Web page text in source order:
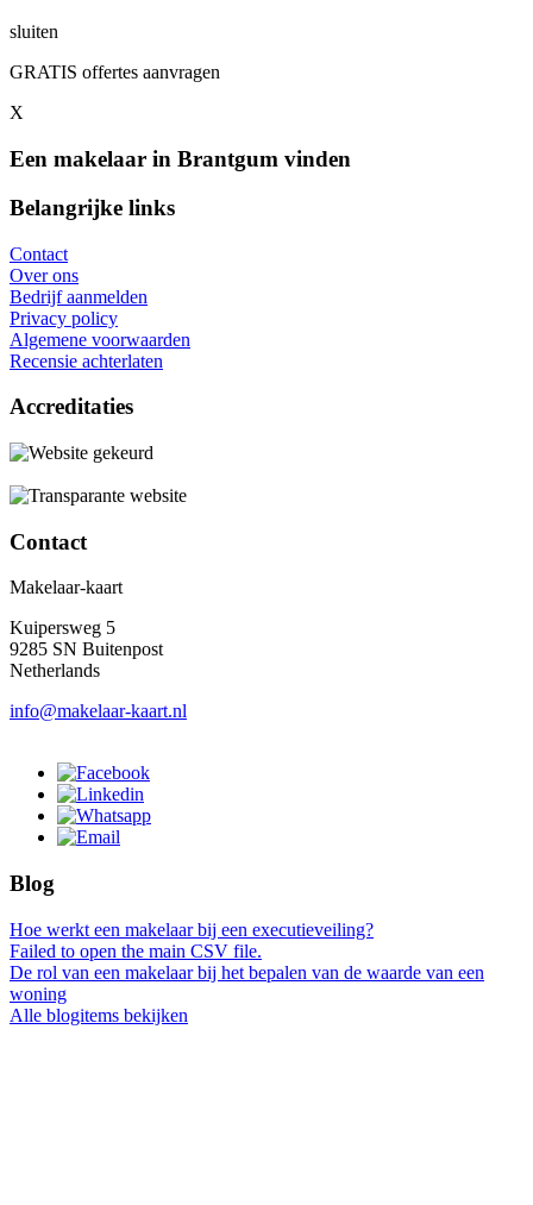
sluiten
GRATIS offertes aanvragen
X
Een makelaar in Brantgum vinden
Belangrijke links
Contact
Over ons
Bedrijf aanmelden
Privacy policy
Algemene voorwaarden
Recensie achterlaten
Accreditaties
Contact
Makelaar-kaart
Kuipersweg 5
9285 SN Buitenpost
Netherlands
info@makelaar-kaart.nl
Blog
Hoe werkt een makelaar bij een executieveiling?
Failed to open the main CSV file.
De rol van een makelaar bij het bepalen van de waarde van een
woning
Alle blogitems bekijken